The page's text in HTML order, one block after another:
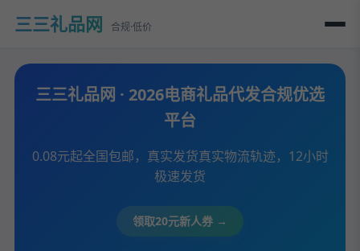
三三礼品网 合规·低价
三三礼品网 · 2026电商礼品代发合规优选
平台
0.08元起全国包邮，真实发货真实物流轨迹，12小时
极速发货
领取20元新人券 →